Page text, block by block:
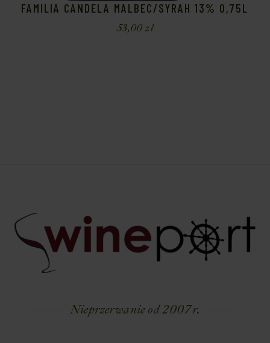
FAMILIA CANDELA MALBEC/SYRAH 13% 0,75L
53,00zł
Nieprzerwanie od 2007 r.